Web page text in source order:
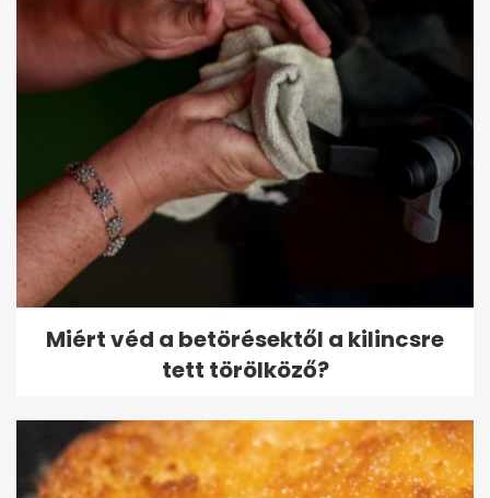
Miért véd a betörésektől a kilincsre
tett törölköző?